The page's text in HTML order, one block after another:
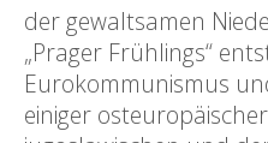
der gewaltsamen
„Prager Frühlings“
Eurokommunismus
einiger